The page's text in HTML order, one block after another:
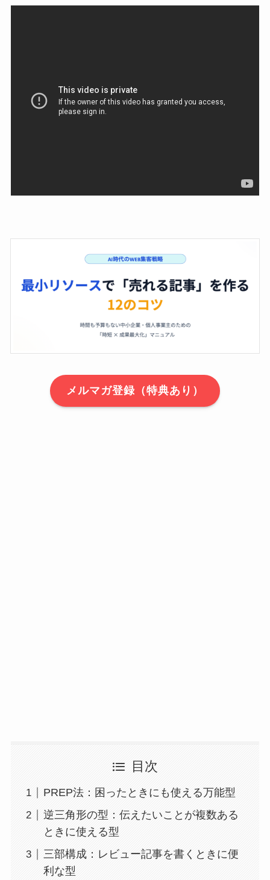
メルマガ登録（特典あり）
目次
PREP法：困ったときにも使える万能型
逆三角形の型：伝えたいことが複数ある
ときに使える型
三部構成：レビュー記事を書くときに便
利な型